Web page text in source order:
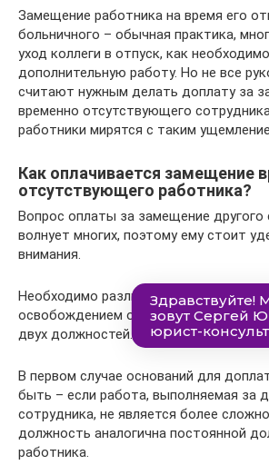
Замещение работника на время его
больничного – обычная практика,
уход коллеги в отпуск, как
дополнительную работу. Но не все
считают нужным делать доплату за
временно отсутствующего
работники мирятся с таким
Как оплачивается замещение
отсутствующего работника?
Вопрос оплаты за замещение другого
волнует многих, поэтому ему стоит
внимания.
Необходимо различать замещение
освобождением от своих
двух должностей.
В первом случае оснований для
быть – если работа, выполняемая за
сотрудника, не является более
должность аналогична постоянной
работника.